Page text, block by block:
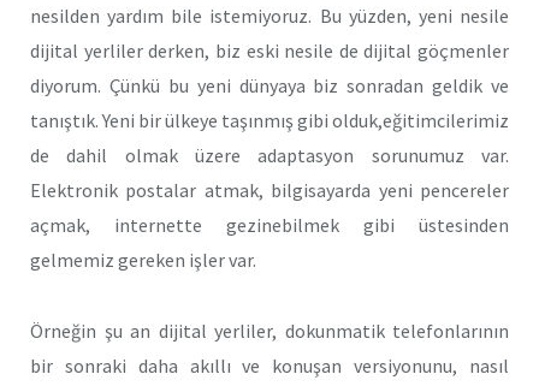
nesilden yardım bile istemiyoruz. Bu yüzden, yeni nesile
dijital yerliler derken, biz eski nesile de dijital göçmenler
diyorum. Çünkü bu yeni dünyaya biz sonradan geldik ve
tanıştık. Yeni bir ülkeye taşınmış gibi olduk,eğitimcilerimiz
de dahil olmak üzere adaptasyon sorunumuz var.
Elektronik postalar atmak, bilgisayarda yeni pencereler
açmak, internette gezinebilmek gibi üstesinden
gelmemiz gereken işler var.
Örneğin şu an dijital yerliler, dokunmatik telefonlarının
bir sonraki daha akıllı ve konuşan versiyonunu, nasıl